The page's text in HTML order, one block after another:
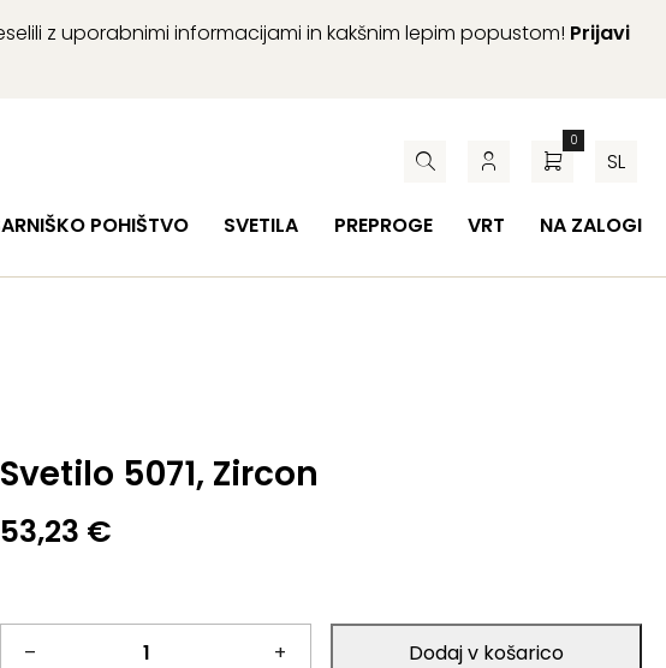
z uporabnimi informacijami in kakšnim lepim popustom! Prijavi
0
SL
POHIŠTVO SVETILA PREPROGE VRT NA ZALOGI
Svetilo 5071, Zircon
53,23 €
–
Svetilo
+ Dodaj v košarico